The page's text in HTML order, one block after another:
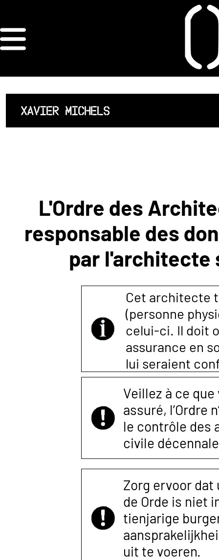
ORDRE DES
ARCHITECTES
ACCUEIL
LISTE DES
ANNEXE 4 CODT
CONTACTER
XAVIER MICHELS
L'Ordre des
responsable des
par l'architecte
Cet architecte
(personne
celui-ci. Il doit
assurance en
lui seraient
Veillez à ce
assuré, l’Ordre
le contrôle des
civile
Zorg ervoor
de Orde is niet
tienjarige
uit te voeren.